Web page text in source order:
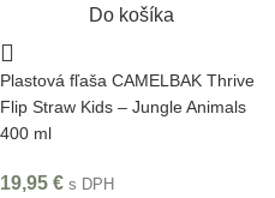
Do košíka
Plastová fľaša CAMELBAK Thrive
Flip Straw Kids – Jungle Animals
400 ml
19,95 € s DPH